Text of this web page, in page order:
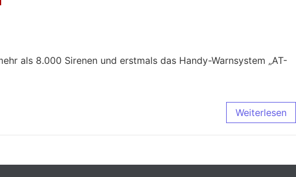
als 8.000 Sirenen und erstmals das Handy-Warnsystem „AT-
Weiterlesen